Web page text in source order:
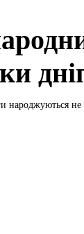
народжуються